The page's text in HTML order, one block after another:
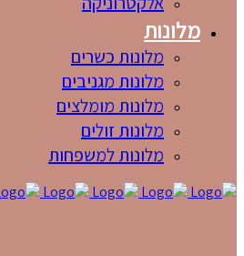
מלונות
מלונות כשרים
מלונות מגניבים
מלונות מומלצים
מלונות זולים
מלונות למשפחות